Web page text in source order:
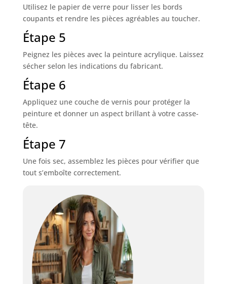
Utilisez le papier de verre pour lisser les bords
coupants et rendre les pièces agréables au toucher.
Étape 5
Peignez les pièces avec la peinture acrylique. Laissez
sécher selon les indications du fabricant.
Étape 6
Appliquez une couche de vernis pour protéger la
peinture et donner un aspect brillant à votre casse-
tête.
Étape 7
Une fois sec, assemblez les pièces pour vérifier que
tout s’emboîte correctement.